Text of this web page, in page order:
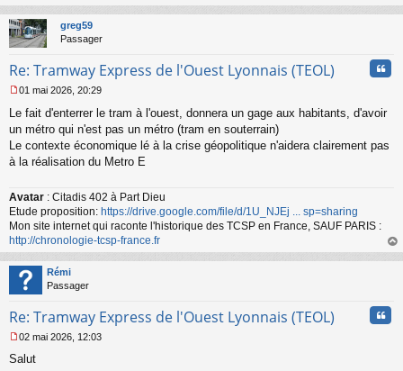
o
n
l
u
au
greg59
Passager
Re: Tramway Express de l'Ouest Lyonnais (TEOL)
e
s
g
n
o
n
l
u
01 mai 2026, 20:29
Le fait d'enterrer le tram à l'ouest, donnera un gage aux habitants, d'avoir
un métro qui n'est pas un métro (tram en souterrain)
Le contexte économique lé à la crise géopolitique n'aidera clairement pas
à la réalisation du Metro E
Avatar : Citadis 402 à Part Dieu
Etude proposition: https://drive.google.com/file/d/1U_NJEj ... sp=sharing
Mon site internet qui raconte l'historique des TCSP en France, SAUF PARIS :
http://chronologie-tcsp-france.fr
au
Rémi
Passager
Re: Tramway Express de l'Ouest Lyonnais (TEOL)
e
02 mai 2026, 12:03
Salut